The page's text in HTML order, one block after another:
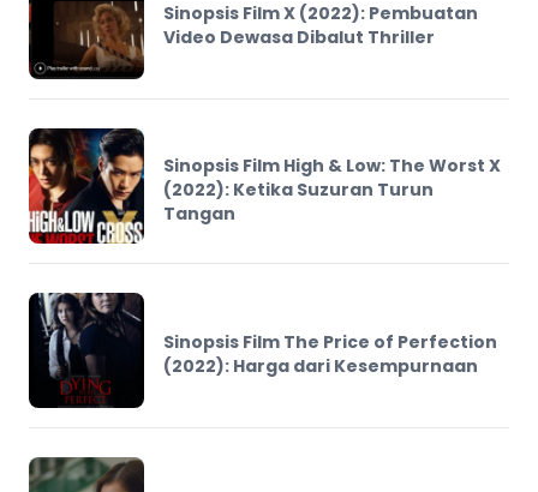
Sinopsis Film X (2022): Pembuatan
Video Dewasa Dibalut Thriller
Sinopsis Film High & Low: The Worst X
(2022): Ketika Suzuran Turun
Tangan
Sinopsis Film The Price of Perfection
(2022): Harga dari Kesempurnaan